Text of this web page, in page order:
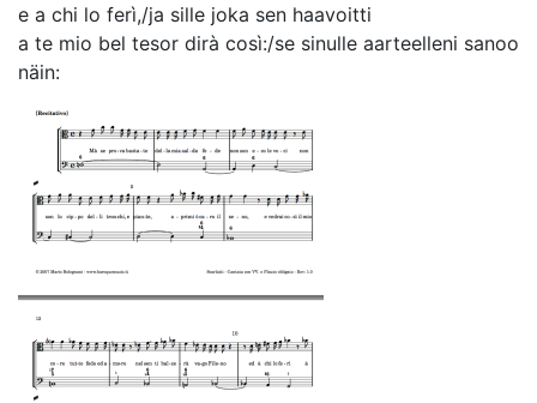
e a chi lo ferì,/ja sille joka sen haavoitti
a te mio bel tesor dirà così:/se sinulle aarteelleni sanoo
näin: